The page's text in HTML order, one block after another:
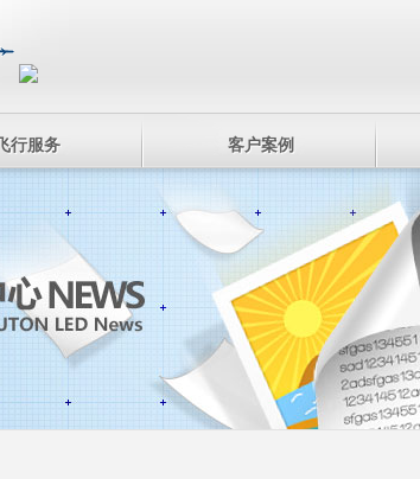
飞行服务 客户案例